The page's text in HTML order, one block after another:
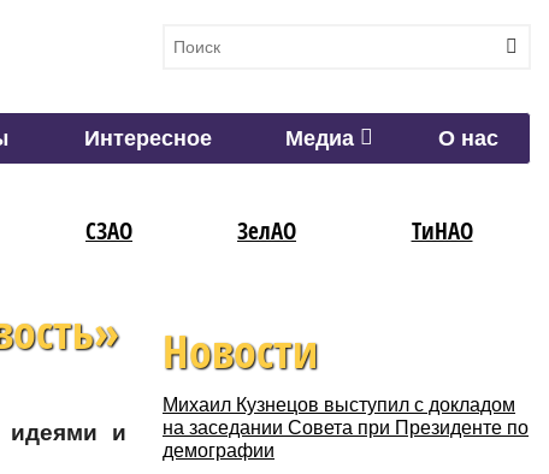
Интересное Медиа О нас
СЗАО ЗелАО ТиНАО
идеями и
Новости
Михаил Кузнецов выступил с докладом
на заседании Совета при Президенте по
демографии